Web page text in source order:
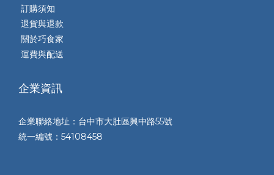
訂購須知
退貨與退款
關於巧食家
運費與配送
企業資訊
企業聯絡地址：台中市大肚區興中路55號
統一編號：54108458